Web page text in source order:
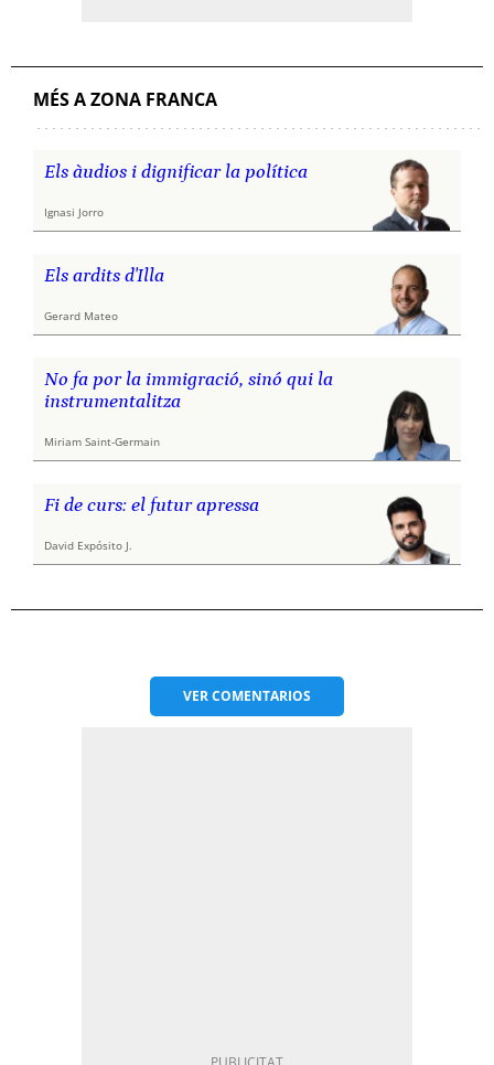
MÉS A ZONA FRANCA
Els àudios i dignificar la política
Ignasi Jorro
Els ardits d'Illa
Gerard Mateo
No fa por la immigració, sinó qui la
instrumentalitza
Miriam Saint-Germain
Fi de curs: el futur apressa
David Expósito J.
VERCOMENTARIOS